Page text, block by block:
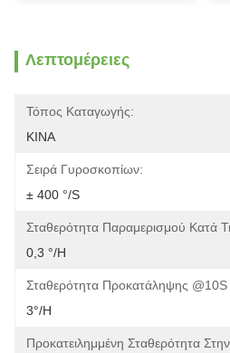
Λεπτομέρειες
Τόπος Καταγωγής:
ΚΙΝΑ
Σειρά Γυροσκοπίων:
± 400 °/s
Σταθερότητα Παραμερισμού Κατά
0,3 °/h
Σταθερότητα Προκατάληψης
3°/h
Προκατειλημμένη Σταθερότητα